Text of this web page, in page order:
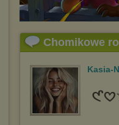
Chomikowe
Kasia-